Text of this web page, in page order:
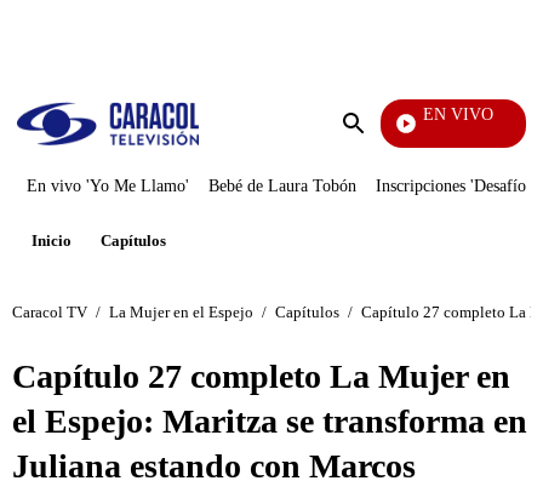
Enviar
EN VIVO
Televentas
En vivo 'Yo Me Llamo' Bebé de Laura Tobón Inscripciones 'Desafío'
Inicio Capítulos
Caracol TV / La Mujer en el Espejo / Capítulos / Capítulo 27 completo La
Capítulo 27 completo La Mujer en
el Espejo: Maritza se transforma en
Juliana estando con Marcos